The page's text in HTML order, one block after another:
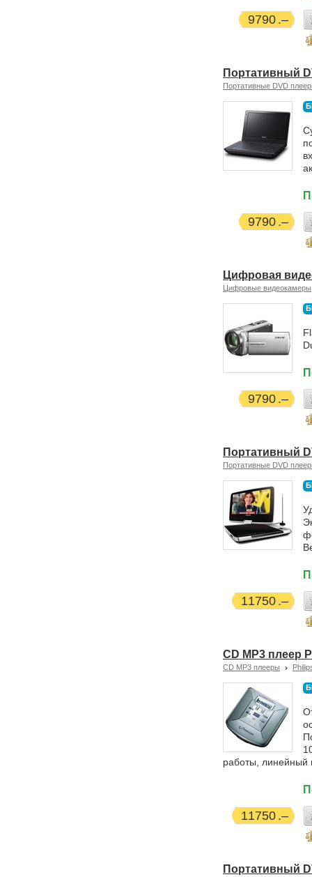
9790
Портативный
Портативные DVD
9790
Цифровая
Цифровые видеокамеры
9790
Портативный
Портативные DVD
11750
CD MP3 плеер
CD MP3 плееры
работы, линейный
11750
Портативный